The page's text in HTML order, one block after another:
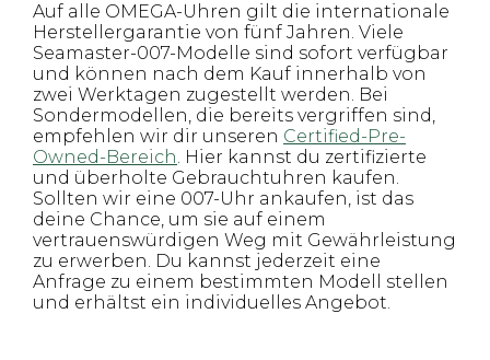
Auf alle OMEGA-Uhren gilt die internationale
Herstellergarantie von fünf Jahren. Viele
Seamaster-007-Modelle sind sofort verfügbar
und können nach dem Kauf innerhalb von
zwei Werktagen zugestellt werden. Bei
Sondermodellen, die bereits vergriffen sind,
empfehlen wir dir unseren Certified-Pre-
Owned-Bereich. Hier kannst du zertifizierte
und überholte Gebrauchtuhren kaufen.
Sollten wir eine 007-Uhr ankaufen, ist das
deine Chance, um sie auf einem
vertrauenswürdigen Weg mit Gewährleistung
zu erwerben. Du kannst jederzeit eine
Anfrage zu einem bestimmten Modell stellen
und erhältst ein individuelles Angebot.